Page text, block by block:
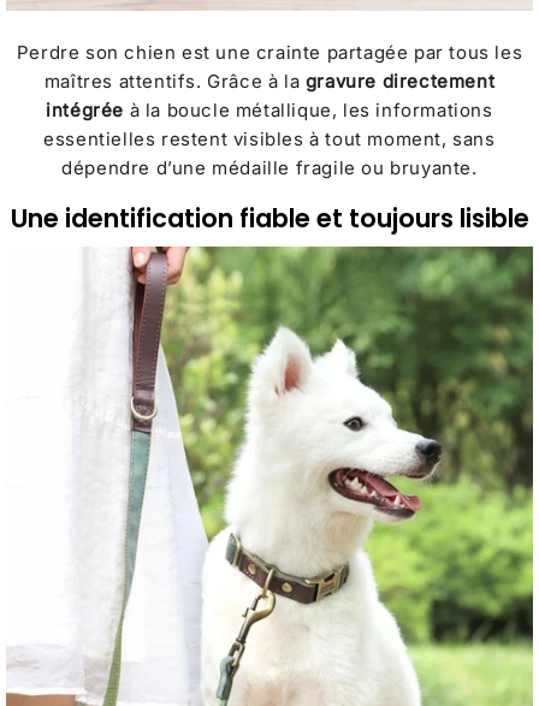
Perdre son chien est une crainte partagée par tous les
maîtres attentifs. Grâce à la gravure directement
intégrée à la boucle métallique, les informations
essentielles restent visibles à tout moment, sans
dépendre d’une médaille fragile ou bruyante.
Une identification fiable et toujours lisible